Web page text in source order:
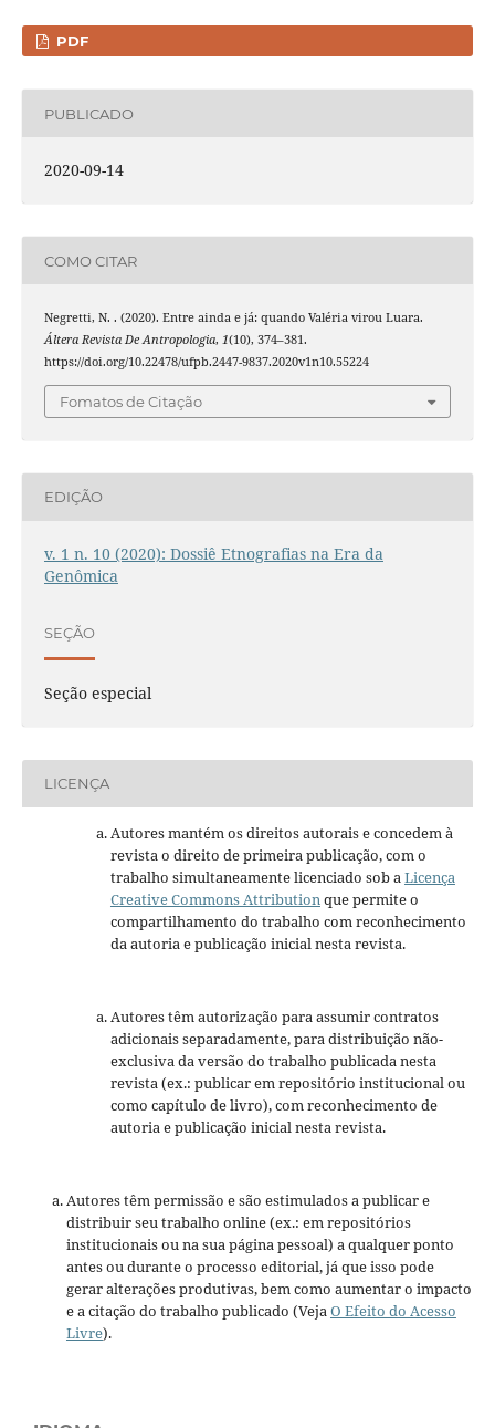
PDF
PUBLICADO
2020-09-14
COMO CITAR
Negretti, N. . (2020). Entre ainda e já: quando Valéria virou Luara.
Áltera Revista De Antropologia, 1(10), 374–381.
https://doi.org/10.22478/ufpb.2447-9837.2020v1n10.55224
Fomatos de Citação
EDIÇÃO
v. 1 n. 10 (2020): Dossiê Etnografias na Era da
Genômica
SEÇÃO
Seção especial
LICENÇA
Autores mantém os direitos autorais e concedem à
revista o direito de primeira publicação, com o
trabalho simultaneamente licenciado sob aLicença
Creative Commons Attributionque permite o
compartilhamento do trabalho com reconhecimento
da autoria e publicação inicial nesta revista.
Autores têm autorização para assumir contratos
adicionais separadamente, para distribuição não-
exclusiva da versão do trabalho publicada nesta
revista (ex.: publicar em repositório institucional ou
como capítulo de livro), com reconhecimento de
autoria e publicação inicial nesta revista.
Autores têm permissão e são estimulados a publicar e
distribuir seu trabalho online (ex.: em repositórios
institucionais ou na sua página pessoal) a qualquer ponto
antes ou durante o processo editorial, já que isso pode
gerar alterações produtivas, bem como aumentar o impacto
e a citação do trabalho publicado (VejaO Efeito do Acesso
Livre).